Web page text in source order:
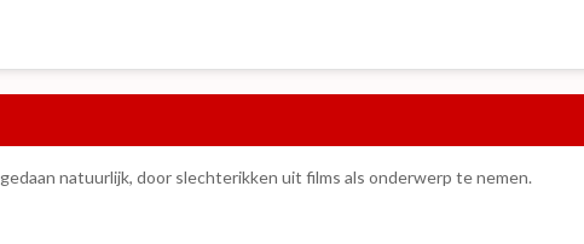
natuurlijk, door slechterikken uit films als onderwerp te nemen.